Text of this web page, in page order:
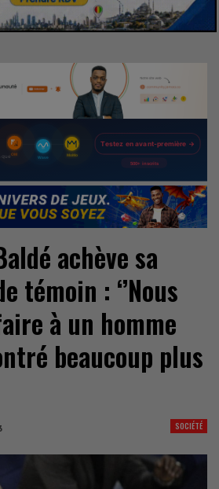
achève sa
témoin : ‘’Nous
à un homme
beaucoup plus
SOCIÉTÉ